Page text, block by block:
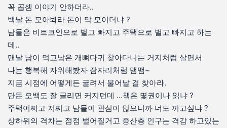
꼭 곱셈 이야기 안하더라..
백날 돈 모아봐라 돈이 막 모이더냐 ?
남들은 비트코인으로 벌고 빠지고 주택으로 벌고 빠지고 하는
데..
맨날 남이 먹고남은 개뼈다귀 찾아다니는 거지처럼 살면서
나는 행복해 자위해봤자 잠자리처럼 맴맴~
지금 시점에 어떻게든 굴려서 불어날 걸 찾아라.
단돈 오백도 잘 굴리면 커지던데 ...책은 몇권이나 읽냐 ?
주택어쩌고 저쩌고 남들이 관심이 많으니까 너도 끼고싶냐 ?
상하위의 격차는 점점 벌어질거고 중산층 인구는 격감 하고있는